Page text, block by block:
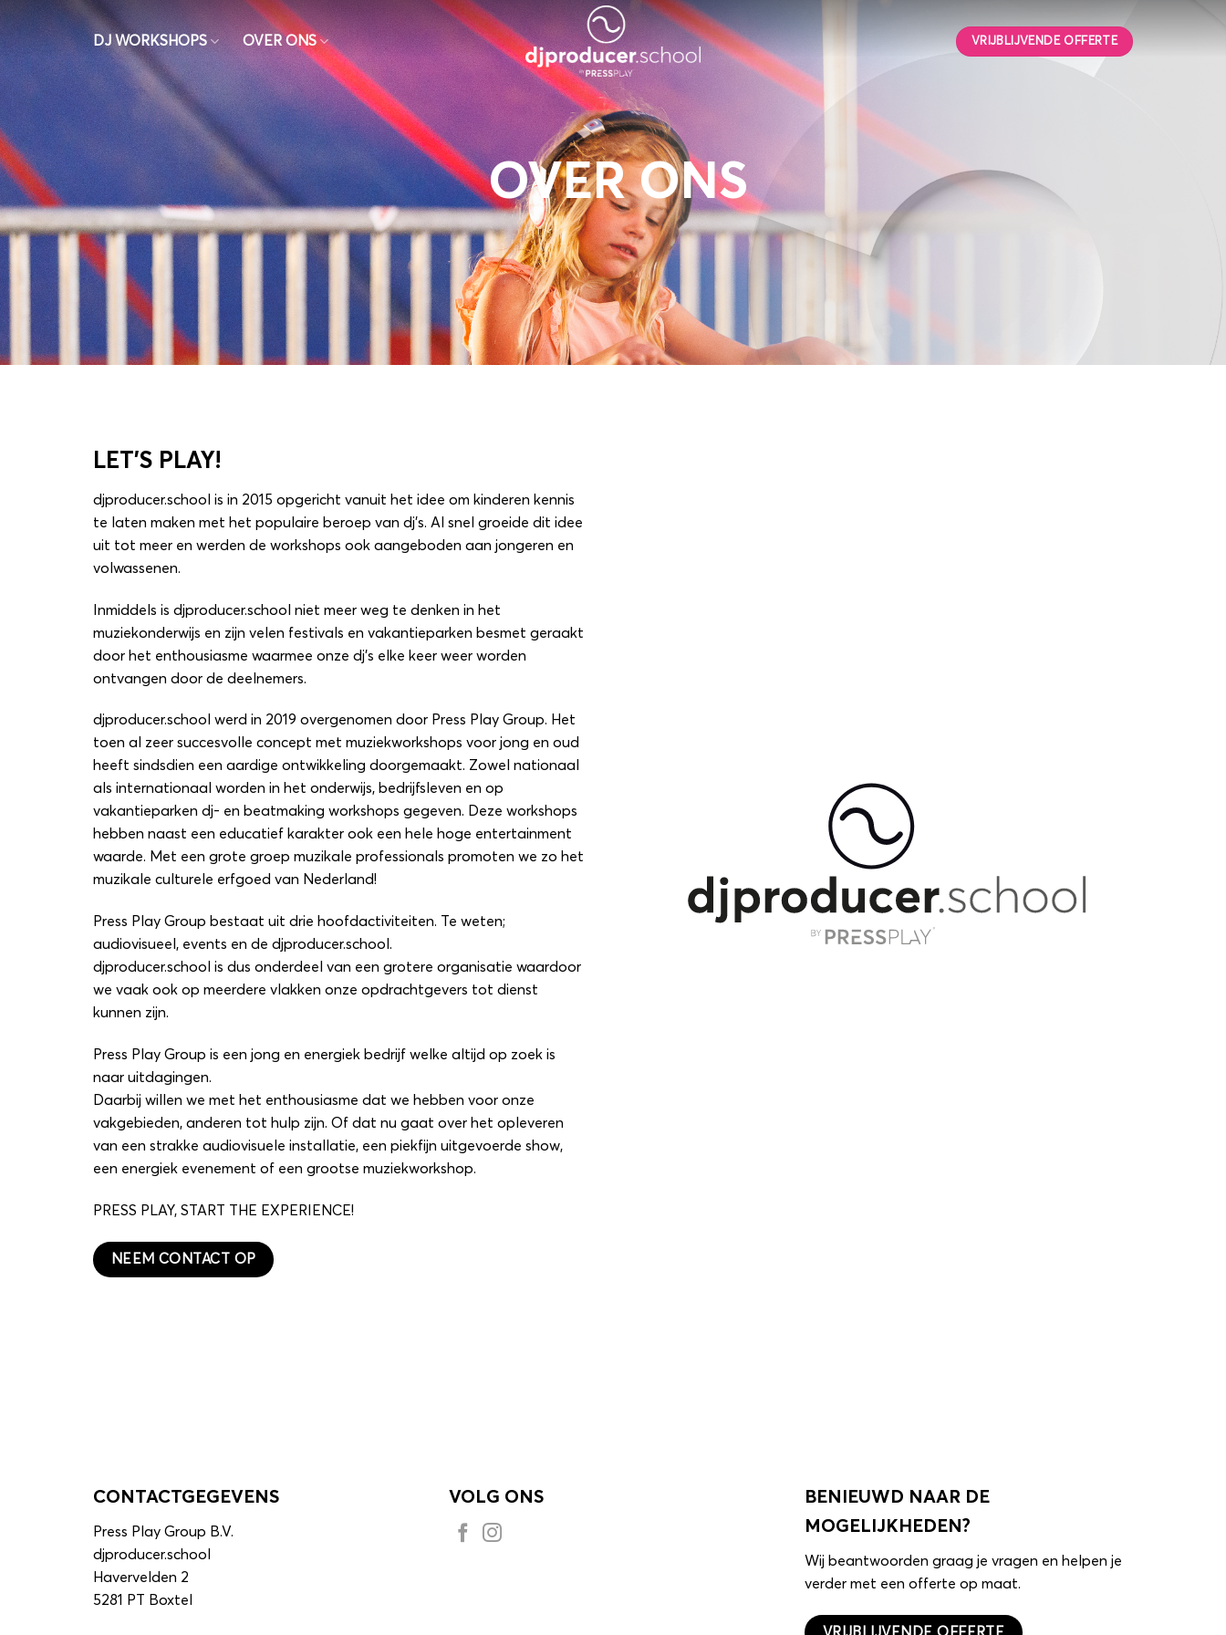
Ga
naar
inhoud
DJ WORKSHOPS OVER ONS VRIJBLIJVENDE OFFERTE
OVER ONS
LET’S PLAY!
djproducer.school is in 2015 opgericht vanuit het idee om kinderen kennis
te laten maken met het populaire beroep van dj’s. Al snel groeide dit idee
uit tot meer en werden de workshops ook aangeboden aan jongeren en
volwassenen.
Inmiddels is djproducer.school niet meer weg te denken in het
muziekonderwijs en zijn velen festivals en vakantieparken besmet geraakt
door het enthousiasme waarmee onze dj’s elke keer weer worden
ontvangen door de deelnemers.
djproducer.school werd in 2019 overgenomen door Press Play Group. Het
toen al zeer succesvolle concept met muziekworkshops voor jong en oud
heeft sindsdien een aardige ontwikkeling doorgemaakt. Zowel nationaal
als internationaal worden in het onderwijs, bedrijfsleven en op
vakantieparken dj- en beatmaking workshops gegeven. Deze workshops
hebben naast een educatief karakter ook een hele hoge entertainment
waarde. Met een grote groep muzikale professionals promoten we zo het
muzikale culturele erfgoed van Nederland!
Press Play Group bestaat uit drie hoofdactiviteiten. Te weten;
audiovisueel, events en de djproducer.school.
djproducer.school is dus onderdeel van een grotere organisatie waardoor
we vaak ook op meerdere vlakken onze opdrachtgevers tot dienst
kunnen zijn.
Press Play Group is een jong en energiek bedrijf welke altijd op zoek is
naar uitdagingen.
Daarbij willen we met het enthousiasme dat we hebben voor onze
vakgebieden, anderen tot hulp zijn. Of dat nu gaat over het opleveren
van een strakke audiovisuele installatie, een piekfijn uitgevoerde show,
een energiek evenement of een grootse muziekworkshop.
PRESS PLAY, START THE EXPERIENCE!
NEEM CONTACT OP
CONTACTGEGEVENS
Press Play Group B.V.
djproducer.school
Havervelden 2
5281 PT Boxtel
VOLG ONS
BENIEUWD NAAR DE
MOGELIJKHEDEN?
Wij beantwoorden graag je vragen en helpen je
verder met een offerte op maat.